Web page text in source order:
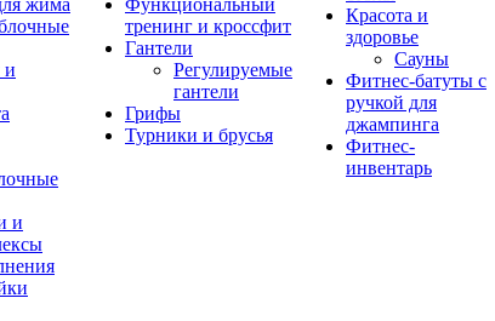
жима
и
и
Функциональный
тренинг и кроссфит
Гантели
Регулируемые
гантели
Грифы
Турники и брусья
Красота и
здоровье
Сауны
Фитнес-батуты с
ручкой для
джампинга
Фитнес-
инвентарь